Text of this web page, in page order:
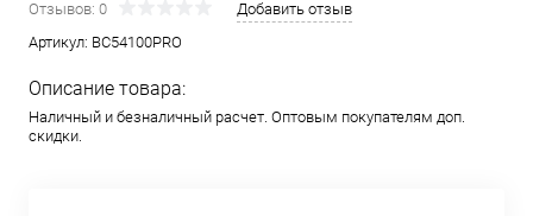
Отзывов: 0
Добавить отзыв
Артикул: BC54100PRO
Описание товара:
Наличный и безналичный расчет. Оптовым покупателям доп.
скидки.